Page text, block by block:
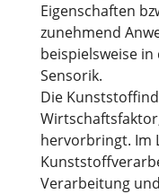
Eigenschaften
zunehmend
beispielsweise
Sensorik.
Die
hervorbringt. Im
Verarbeitung